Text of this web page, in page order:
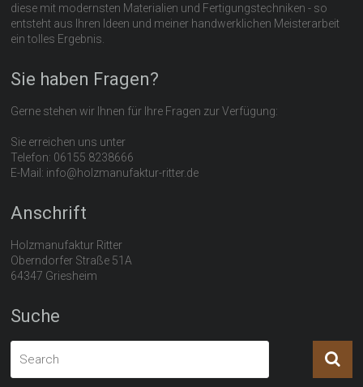
diese mit modernsten Materialien und Fertigungstechniken - so
entsteht aus Ihren Ideen und meiner handwerklichen Meisterarbeit
ein tolles Ergebnis.
Sie haben Fragen?
Gerne stehen wir Ihnen für Ihre Fragen zur Verfügung:
Sie erreichen uns unter
Telefon: 06155 8238666
E-Mail: info@holzmanufaktur-ritter.de
Anschrift
Holzmanufaktur Ritter
Oberndorfer Straße 51A
64347 Griesheim
Suche